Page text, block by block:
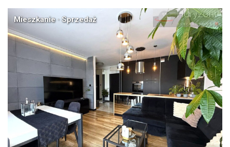
Mieszkanie · Sprzedaż